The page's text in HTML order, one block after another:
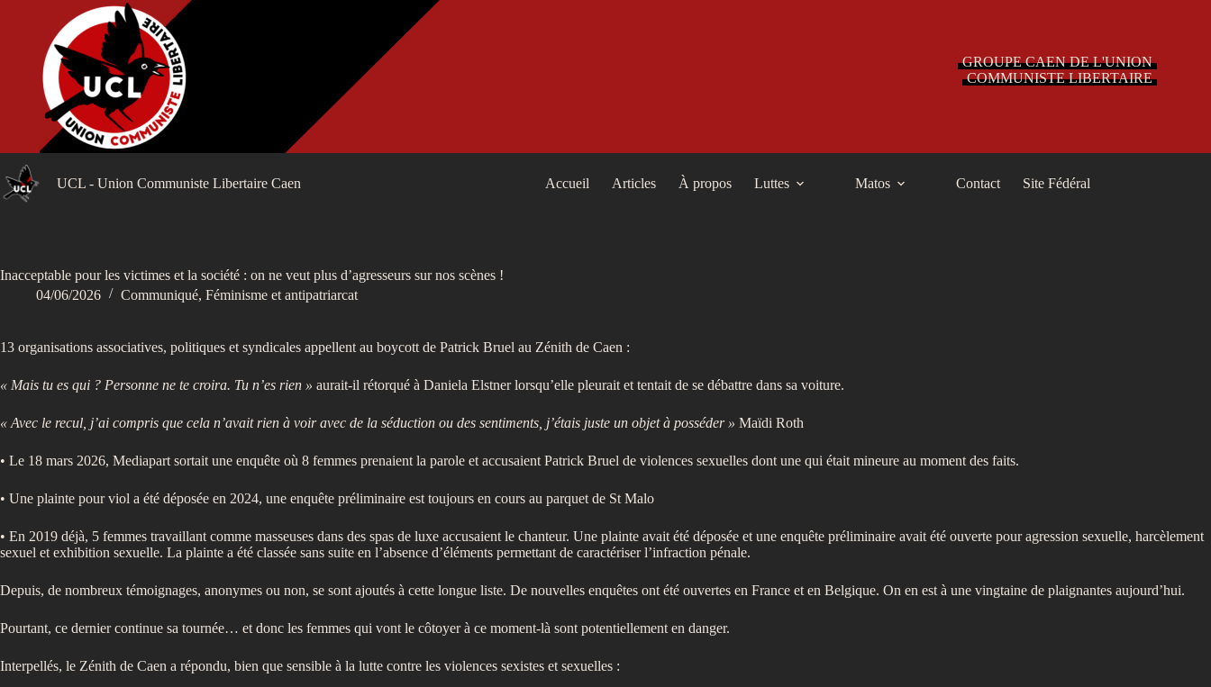
GROUPE CAEN DE L'UNION
COMMUNISTE LIBERTAIRE
UCL - Union Communiste Libertaire Caen Accueil Articles À propos Luttes Matos Contact Site Fédéral
Inacceptable pour les victimes et la société : on ne veut plus d’agresseurs sur nos scènes !
04/06/2026
Communiqué, Féminisme et antipatriarcat
13 organisations associatives, politiques et syndicales appellent au boycott de Patrick Bruel au Zénith de Caen :
« Mais tu es qui ? Personne ne te croira. Tu n’es rien » aurait-il rétorqué à Daniela Elstner lorsqu’elle pleurait et tentait de se débattre dans sa voiture.
« Avec le recul, j’ai compris que cela n’avait rien à voir avec de la séduction ou des sentiments, j’étais juste un objet à posséder » Maïdi Roth
• Le 18 mars 2026, Mediapart sortait une enquête où 8 femmes prenaient la parole et accusaient Patrick Bruel de violences sexuelles dont une qui était mineure au moment des faits.
• Une plainte pour viol a été déposée en 2024, une enquête préliminaire est toujours en cours au parquet de St Malo
• En 2019 déjà, 5 femmes travaillant comme masseuses dans des spas de luxe accusaient le chanteur. Une plainte avait été déposée et une enquête préliminaire avait été ouverte pour agression sexuelle, harcèlement
sexuel et exhibition sexuelle. La plainte a été classée sans suite en l’absence d’éléments permettant de caractériser l’infraction pénale.
Depuis, de nombreux témoignages, anonymes ou non, se sont ajoutés à cette longue liste. De nouvelles enquêtes ont été ouvertes en France et en Belgique. On en est à une vingtaine de plaignantes aujourd’hui.
Pourtant, ce dernier continue sa tournée… et donc les femmes qui vont le côtoyer à ce moment-là sont potentiellement en danger.
Interpellés, le Zénith de Caen a répondu, bien que sensible à la lutte contre les violences sexistes et sexuelles :